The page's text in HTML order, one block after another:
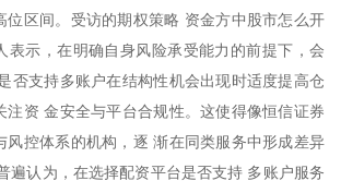
位区间。受访的期权策略 资金方中股市怎么开
表示，在明确自身风险承受能力的前提下，会
否支持多账户在结构性机会出现时适度提高仓
注资 金安全与平台合规性。这使得像恒信证券
风控体系的机构，逐 渐在同类服务中形成差异
遍认为，在选择配资平台是否支持 多账户服务